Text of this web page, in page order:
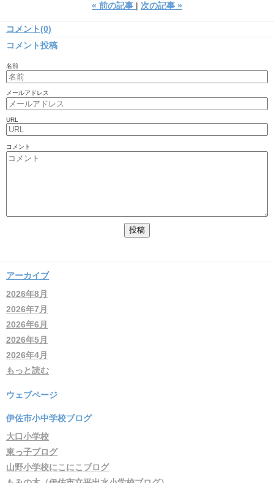
« 前の記事 次の記事 »
コメント(0)
コメント投稿
名前
メールアドレス
URL
コメント
アーカイブ
2026年8月
2026年7月
2026年6月
2026年5月
2026年4月
もっと読む
ウェブページ
伊佐市小中学校ブログ
大口小学校
東っ子ブログ
山野小学校にこにこブログ